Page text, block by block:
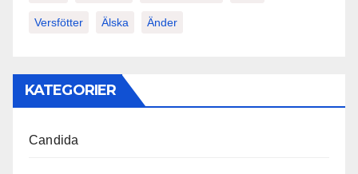
Versfötter Älska Änder
KATEGORIER
Candida